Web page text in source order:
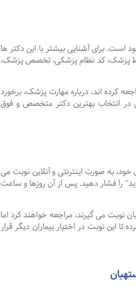
برای آشنایی بیشتر با این دکتر ها
پزشک، کد نظام پزشکی، تخصص پزشک،
اند، درباره مهارت پزشک، برخورد
در انتخاب بهترین دکتر متخصص و فوق
به صورت اینترنتی و آنلاین نوبت می
را فشار دهید. پس از آن روزها و ساعت
نوبت می گیرند، مراجعه خواهند کرد اما
این نوبت در اختیار بیماران دیگر قرار